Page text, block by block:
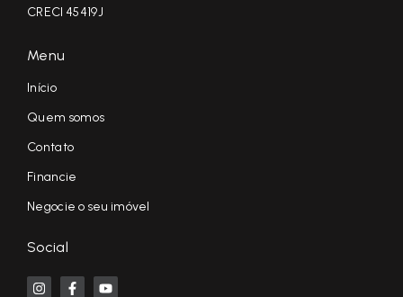
CRECI 45419J
Menu
Início
Quem somos
Contato
Financie
Negocie o seu imóvel
Social